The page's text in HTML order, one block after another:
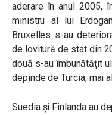
aderare în anul 2005,
ministru al lui
Bruxelles s-au
de lovitură de stat din
două s-au îmbunătățit
depinde de Turcia, mai
Suedia și Finlanda au